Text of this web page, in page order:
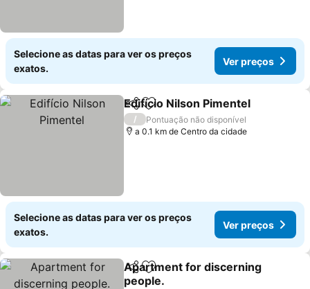
Selecione as datas para ver os preços
exatos.
Ver preços
PartilharAdicionar aos favoritos
Edifício Nilson Pimentel
/
Pontuação não disponível
a 0.1 km de Centro da cidade
Selecione as datas para ver os preços
exatos.
Ver preços
PartilharAdicionar aos favoritos
Apartment for discerning
people.